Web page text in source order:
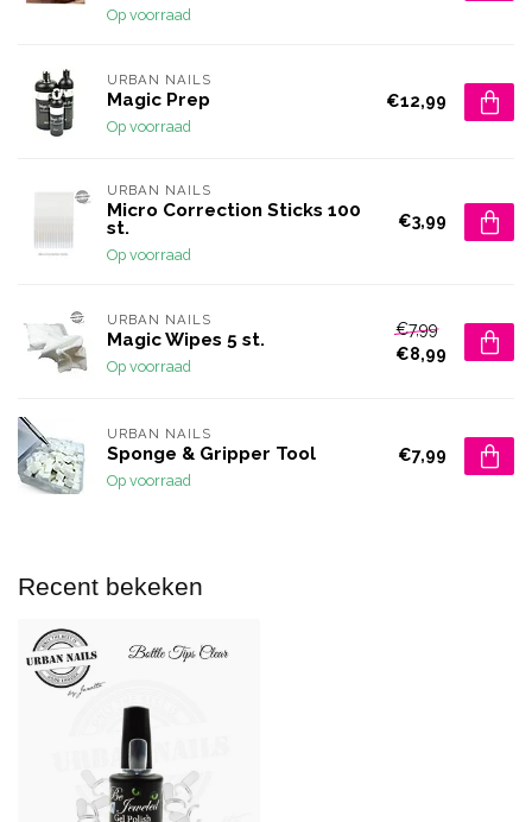
Op voorraad
URBAN NAILS
Magic Prep
Op voorraad
€12,99
URBAN NAILS
Micro Correction Sticks 100
st.
Op voorraad
€3,99
URBAN NAILS
Magic Wipes 5 st.
Op voorraad
€7,99
€8,99
URBAN NAILS
Sponge & Gripper Tool
Op voorraad
€7,99
Recent bekeken